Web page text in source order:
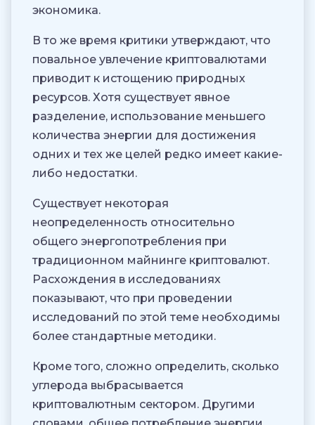
экономика.
В то же время критики утверждают, что
повальное увлечение криптовалютами
приводит к истощению природных
ресурсов. Хотя существует явное
разделение, использование меньшего
количества энергии для достижения
одних и тех же целей редко имеет какие-
либо недостатки.
Существует некоторая
неопределенность относительно
общего энергопотребления при
традиционном майнинге криптовалют.
Расхождения в исследованиях
показывают, что при проведении
исследований по этой теме необходимы
более стандартные методики.
Кроме того, сложно определить, сколько
углерода выбрасывается
криптовалютным сектором. Другими